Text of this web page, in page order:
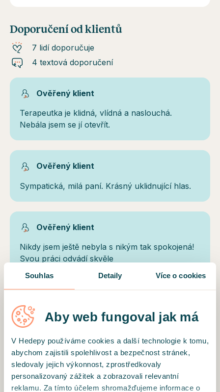
Souhlas Detaily Více o cookies
Aby web fungoval jak má
V Hedepy používáme cookies a další technologie k tomu,
abychom zajistili spolehlivost a bezpečnost stránek,
sledovaly jejich výkonnost, zprostředkovaly
personalizovaný zážitek a zobrazovali relevantní
reklamu. Za tímto účelem shromažďujeme informace o
Doporučení od klientů
7 lidí doporučuje
4 textová doporučení
Ověřený klient
Terapeutka je klidná, vlídná a naslouchá.
Nebála jsem se jí otevřít.
Ověřený klient
Sympatická, milá paní. Krásný uklidnující hlas.
Ověřený klient
Nikdy jsem ještě nebyla s nikým tak spokojená!
Svou práci odvádí skvěle
Motto
"Víra ve změnu je prvním krokem k proměně;